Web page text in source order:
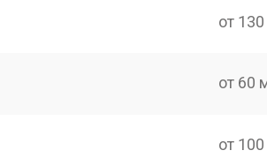
от
от 60
от